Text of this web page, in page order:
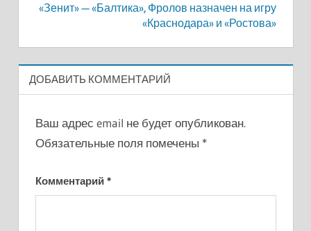
«Зенит» — «Балтика», Фролов назначен на игру
«Краснодара» и «Ростова»
ДОБАВИТЬ КОММЕНТАРИЙ
Ваш адрес email не будет опубликован.
Обязательные поля помечены *
Комментарий *